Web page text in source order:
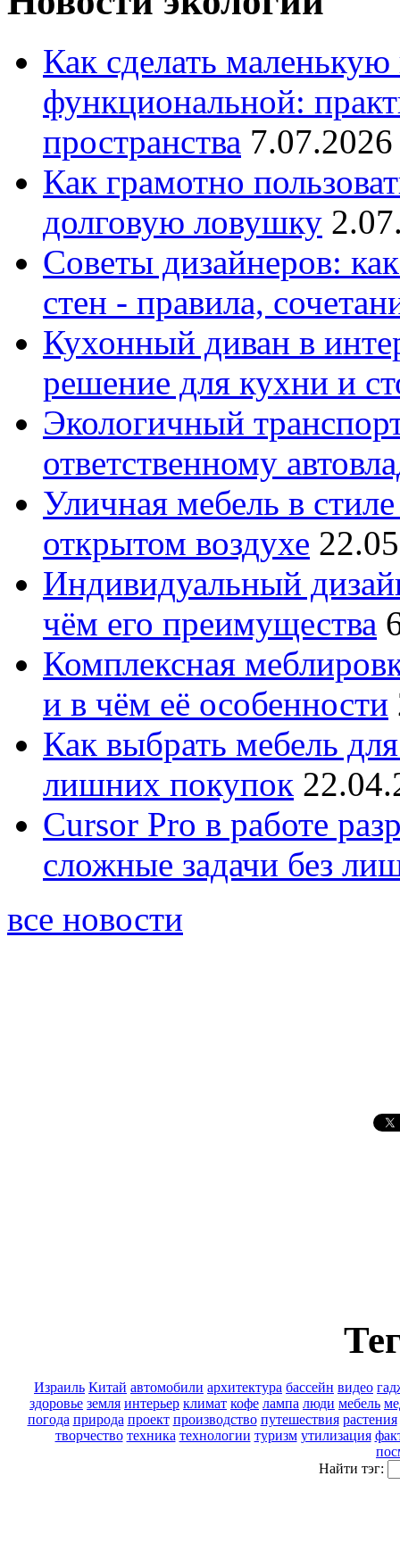
Как сделать
функциональной:
пространства
Как грамотно
долговую ловушку
Советы дизайнеров:
стен - правила,
Кухонный диван в
решение для кухни и
Экологичный
ответственному
Уличная мебель в
открытом воздухе
Индивидуальный
чём его преимущества
Комплексная
и в чём её особенности
Как выбрать мебель
лишних покупок
Cursor Pro в работе
сложные задачи без
все новости
Израиль Китай автомобили архитектура бассейн видео
здоровье земля интерьер климат кофе лампа люди мебель
погода природа проект производство путешествия растения
творчество техника технологии туризм утилизация
Найти тэг: